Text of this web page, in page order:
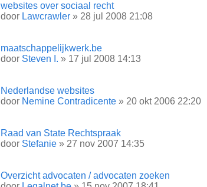
websites over sociaal recht
door Lawcrawler » 28 jul 2008 21:08
maatschappelijkwerk.be
door Steven I. » 17 jul 2008 14:13
Nederlandse websites
door Nemine Contradicente » 20 okt 2006 22:20
Raad van State Rechtspraak
door Stefanie » 27 nov 2007 14:35
Overzicht advocaten / advocaten zoeken